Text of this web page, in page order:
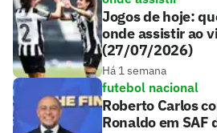
Jogos de hoje:
onde assistir ao
(27/07/2026)
Há 1 semana
futebol nacional
Roberto Carlos
Ronaldo em SAF